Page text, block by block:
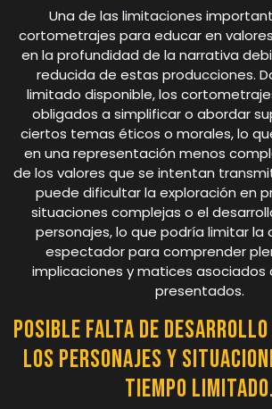
Una de las limitaciones
cortometrajes para educar en
en la profundidad de la narrativa
reducida de estas producciones.
limitado disponible, los
obligados a simplificar o abordar
ciertos temas éticos o morales, lo
en una representación menos
de los valores que se intentan
puede dificultar la exploración en
situaciones complejas o el
personajes, lo que podría limitar la
espectador para comprender
implicaciones y matices asociados
presentados.
Posible falta de desarrollo
los personajes y
tiempo limitado.